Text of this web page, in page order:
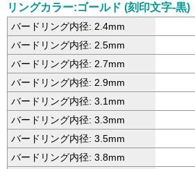
リングカラー:ゴールド (刻印文字-黒)
バードリング内径: 2.4mm
バードリング内径: 2.5mm
バードリング内径: 2.7mm
バードリング内径: 2.9mm
バードリング内径: 3.1mm
バードリング内径: 3.3mm
バードリング内径: 3.5mm
バードリング内径: 3.8mm